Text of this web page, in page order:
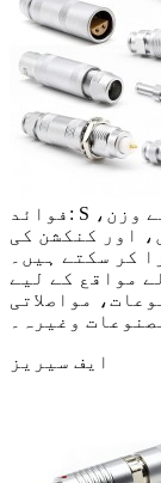
فوائد: S سیریز کنیکٹرز اپنے چھوٹے، ہلکے وزن،
اور کنکشن کی
کر سکتے ہیں۔
مواقع کے لیے
مواصلاتی
وغیرہ۔
ایف سیریز